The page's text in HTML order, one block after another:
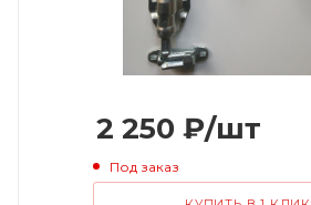
2 250 ₽/шт
Под заказ